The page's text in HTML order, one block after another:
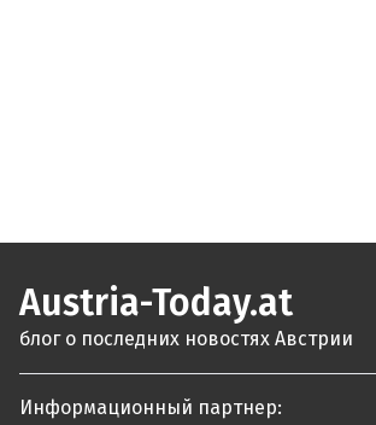
Austria-Today.at
блог о последних новостях Австрии
Информационный партнер: